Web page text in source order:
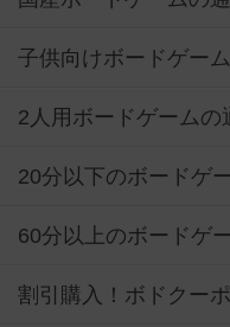
子供向けボードゲー
2人用ボードゲームの
20分以下のボードゲ
60分以上のボードゲ
割引購入！ボドクー